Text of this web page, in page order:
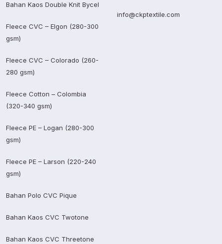
Bahan Kaos Double Knit Bycel
Fleece CVC – Elgon (280-300
gsm)
Fleece CVC – Colorado (260-
280 gsm)
Fleece Cotton – Colombia
(320-340 gsm)
Fleece PE – Logan (280-300
gsm)
Fleece PE – Larson (220-240
gsm)
Bahan Polo CVC Pique
Bahan Kaos CVC Twotone
Bahan Kaos CVC Threetone
info@ckptextile.com